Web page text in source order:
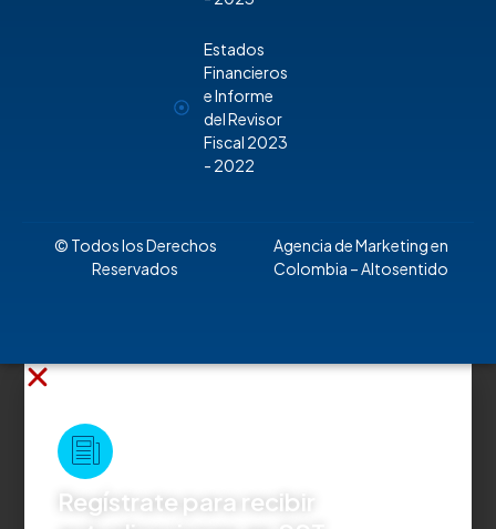
Estados
Financieros
e Informe
del Revisor
Fiscal 2023
- 2022
© Todos los Derechos
Reservados
Agencia de Marketing en
Colombia – Altosentido